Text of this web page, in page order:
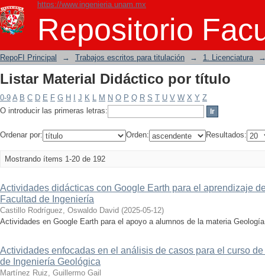
https://www.ingenieria.unam.mx
Repositorio
Listar Material Didáctico por título
RepoFI Principal → Trabajos escritos para titulación → 1. Licenciatura
Listar Material Didáctico por título
0-9 A B C D E F G H J K L M N O P Q R S T U V W X Y Z
O introducir las primeras letras:
Ordenar por: Orden: Resultados:
Mostrando ítems 1-20 de 192
Actividades didácticas con Google Earth para el aprendizaje
Facultad de Ingeniería
Castillo Rodríguez, Oswaldo David (2025-05-12)
Actividades en Google Earth para el apoyo a alumnos de la materia
Actividades enfocadas en el análisis de casos para el curso
de Ingeniería Geológica
Martínez Ruiz, Guillermo Gail